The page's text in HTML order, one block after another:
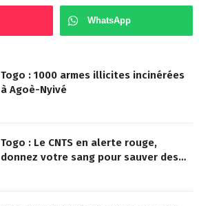
WhatsApp
Togo : 1000 armes illicites incinérées
à Agoè-Nyivé
Togo : Le CNTS en alerte rouge,
donnez votre sang pour sauver des